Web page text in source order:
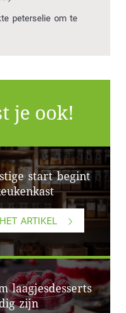
peterselie om te
je ook!
start begint
ARTIKEL
laagjesdesserts
zijn